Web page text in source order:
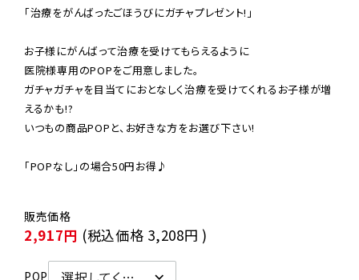
「治療をがんばったごほうびにガチャプレゼント!」
お子様にがんばって治療を受けてもらえるように
医院様専用のPOPをご用意しました。
ガチャガチャを目当てにおとなしく治療を受けてくれるお子様が増
えるかも!?
いつもの商品POPと、お好きな方をお選び下さい!
「POPなし」の場合50円お得♪
2,917円 (税込価格 3,208円 )
POP